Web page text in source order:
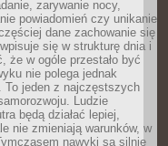
zarywanie nocy,
powiadomień czy unikanie
dane zachowanie się
się w strukturę dnia i
że w ogóle przestało być
nie polega jednak
To jeden z najczęstszych
Ludzie
będą działać lepiej,
nie zmieniają warunków, w
nawyki są silnie